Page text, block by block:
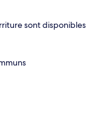
sont disponibles